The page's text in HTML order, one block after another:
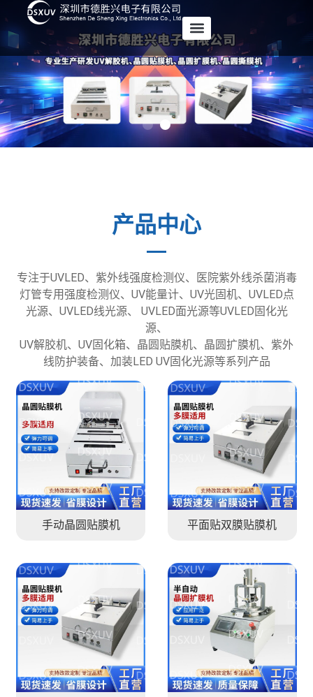
产品中心
专注于UVLED、紫外线强度检测仪、医院紫外线杀菌消毒
灯管专用强度检测仪、UV能量计、UV光固机、UVLED点
光源、UVLED线光源、 UVLED面光源等UVLED固化光
源、
UV解胶机、UV固化箱、晶圆贴膜机、晶圆扩膜机、紫外
线防护装备、加装LED UV固化光源等系列产品
手动晶圆贴膜机 平面贴双膜贴膜机